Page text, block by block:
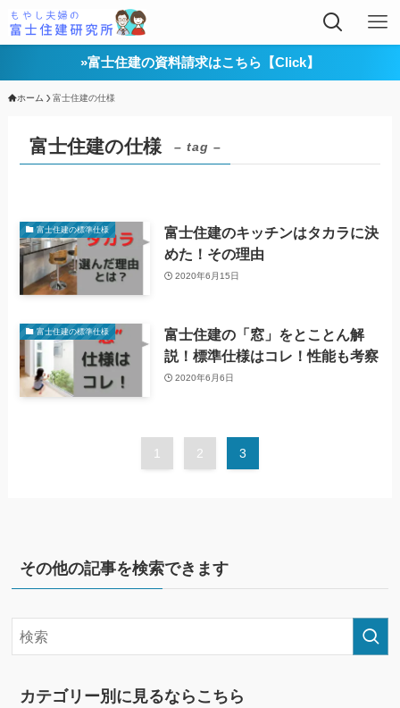
»富士住建の資料請求はこちら【Click】
ホーム 富士住建の仕様
富士住建の仕様 – tag –
富士住建の標準仕様
富士住建のキッチンはタカラに決
めた！その理由
2020年6月15日
富士住建の標準仕様
富士住建の「窓」をとことん解
説！標準仕様はコレ！性能も考察
2020年6月6日
1 2 3
その他の記事を検索できます
カテゴリー別に見るならこちら